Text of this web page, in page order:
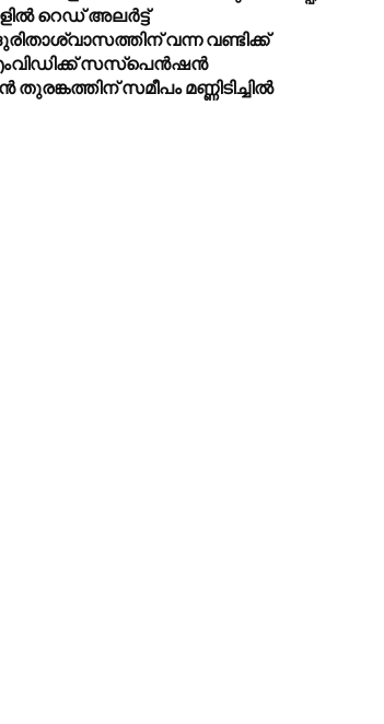
റെഡ് അലർട്ട്
വന്ന വണ്ടിക്ക്
എംവിഡിക്ക് സസ്പെൻഷൻ
തുരങ്കത്തിന് സമീപം മണ്ണിടിച്ചിൽ